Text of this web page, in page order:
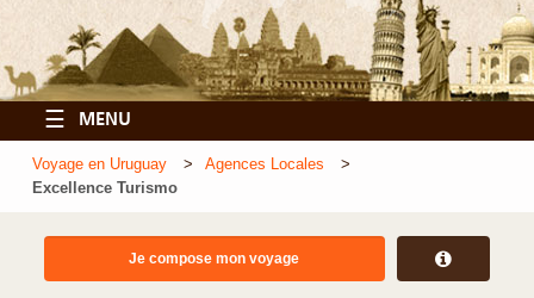
☰ MENU
Voyage en Uruguay
Agences Locales
Excellence Turismo
Je compose mon voyage